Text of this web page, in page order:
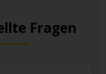
Fragen